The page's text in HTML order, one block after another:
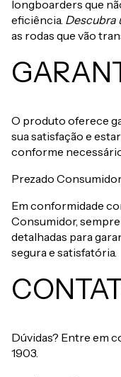
longboarders que
eficiência. Descubra
as rodas que vão
O produto oferece
sua satisfação e
conforme
Prezado
Em conformidade
Consumidor,
detalhadas para
segura e satisfatória.
Dúvidas? Entre em
1903.